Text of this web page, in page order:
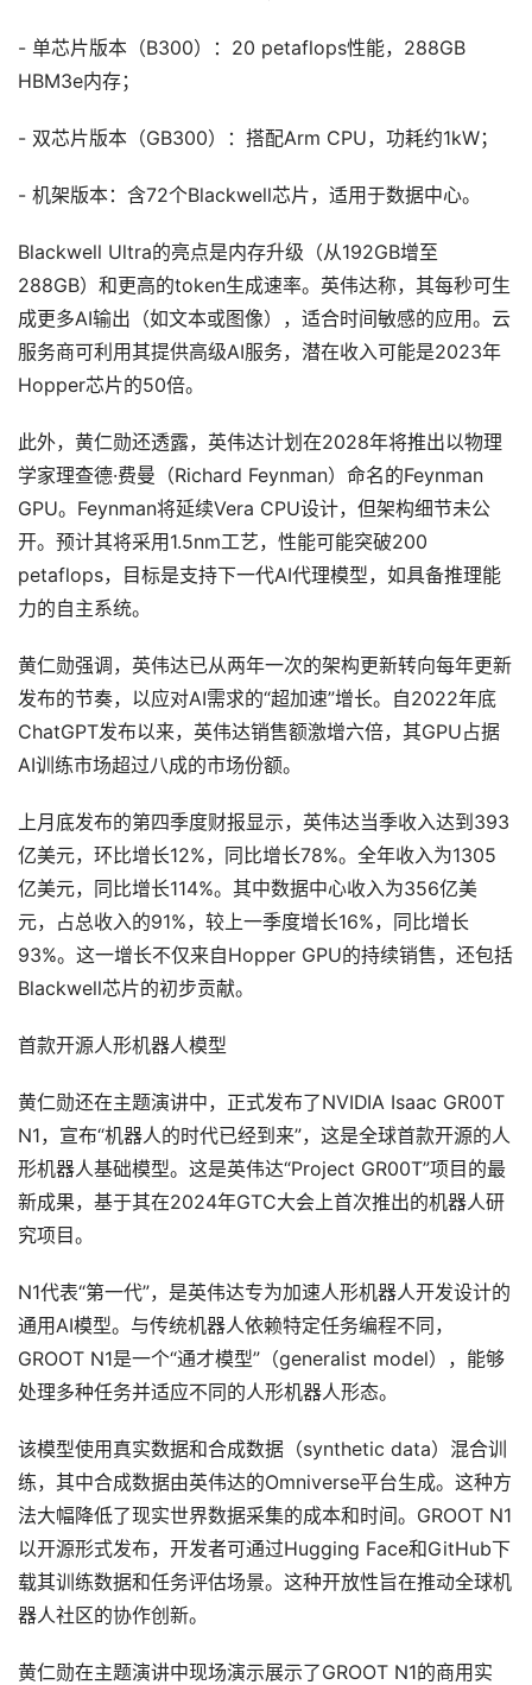
- 单芯片版本（B300）：20 petaflops性能，288GB
HBM3e内存；
- 双芯片版本（GB300）：搭配Arm CPU，功耗约1kW；
- 机架版本：含72个Blackwell芯片，适用于数据中心。
Blackwell Ultra的亮点是内存升级（从192GB增至
288GB）和更高的token生成速率。英伟达称，其每秒可生
成更多AI输出（如文本或图像），适合时间敏感的应用。云
服务商可利用其提供高级AI服务，潜在收入可能是2023年
Hopper芯片的50倍。
此外，黄仁勋还透露，英伟达计划在2028年将推出以物理
学家理查德·费曼（Richard Feynman）命名的Feynman
GPU。Feynman将延续Vera CPU设计，但架构细节未公
开。预计其将采用1.5nm工艺，性能可能突破200
petaflops，目标是支持下一代AI代理模型，如具备推理能
力的自主系统。
黄仁勋强调，英伟达已从两年一次的架构更新转向每年更新
发布的节奏，以应对AI需求的“超加速”增长。自2022年底
ChatGPT发布以来，英伟达销售额激增六倍，其GPU占据
AI训练市场超过八成的市场份额。
上月底发布的第四季度财报显示，英伟达当季收入达到393
亿美元，环比增长12%，同比增长78%。全年收入为1305
亿美元，同比增长114%。其中数据中心收入为356亿美
元，占总收入的91%，较上一季度增长16%，同比增长
93%。这一增长不仅来自Hopper GPU的持续销售，还包括
Blackwell芯片的初步贡献。
首款开源人形机器人模型
黄仁勋还在主题演讲中，正式发布了NVIDIA Isaac GR00T
N1，宣布“机器人的时代已经到来”，这是全球首款开源的人
形机器人基础模型。这是英伟达“Project GR00T”项目的最
新成果，基于其在2024年GTC大会上首次推出的机器人研
究项目。
N1代表“第一代”，是英伟达专为加速人形机器人开发设计的
通用AI模型。与传统机器人依赖特定任务编程不同，
GROOT N1是一个“通才模型”（generalist model），能够
处理多种任务并适应不同的人形机器人形态。
该模型使用真实数据和合成数据（synthetic data）混合训
练，其中合成数据由英伟达的Omniverse平台生成。这种方
法大幅降低了现实世界数据采集的成本和时间。GROOT N1
以开源形式发布，开发者可通过Hugging Face和GitHub下
载其训练数据和任务评估场景。这种开放性旨在推动全球机
器人社区的协作创新。
黄仁勋在主题演讲中现场演示展示了GROOT N1的商用实